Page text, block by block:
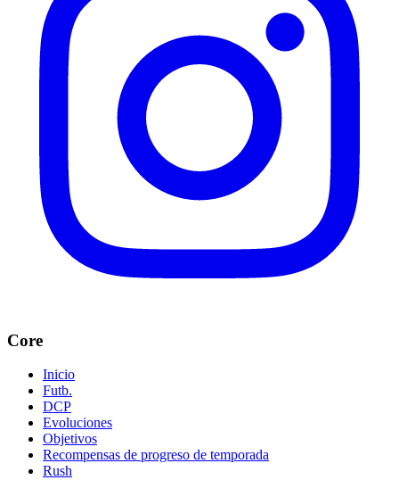
Core
Inicio
Futb.
DCP
Evoluciones
Objetivos
Recompensas de progreso de temporada
Rush